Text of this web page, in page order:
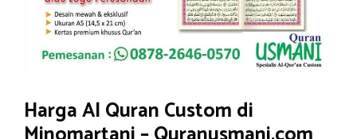
Harga Al Quran Custom di